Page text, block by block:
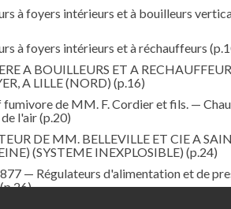
à foyers intérieurs et à bouilleurs
à foyers intérieurs et à réchauffeurs
A BOUILLEURS ET A
A LILLE (NORD) (p.16)
de MM. F. Cordier et fils. —
l'air(p.20)
DE MM. BELLEVILLE ET CIE A
(SYSTEME INEXPLOSIBLE) (p.24)
— Régulateurs d'alimentation et de